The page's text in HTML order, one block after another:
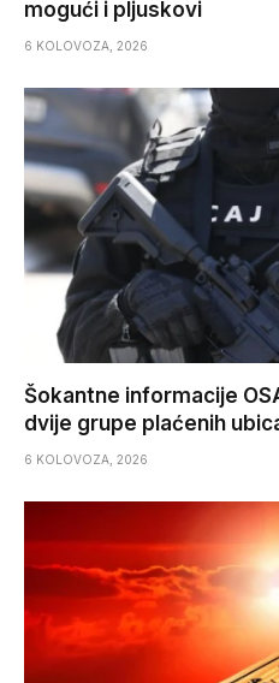
mogući i pljuskovi
6 KOLOVOZA, 2026
Šokantne informacije
dvije grupe plaćenih
6 KOLOVOZA, 2026